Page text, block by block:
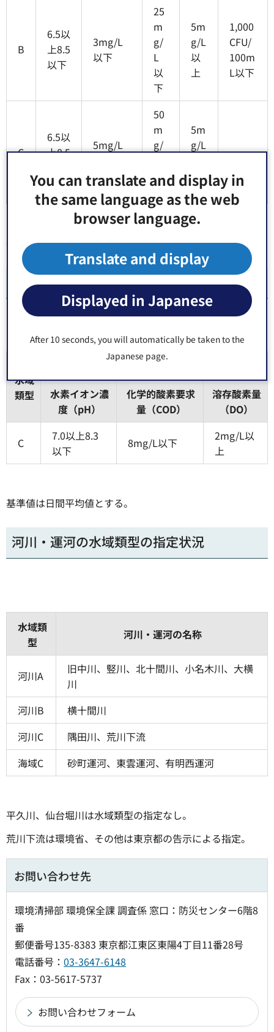
You can translate and display in
the same language as the web
browser language.
Translate and display
Displayed in Japanese
After 10 seconds, you will automatically be taken to the
Japanese page.
B
6.5以
上8.5
以下
3mg/L
以下
25
m
g/
L
以
下
5m
g/L
以
上
1,000
CFU/
100m
L以下
C
6.5以
上8.5
5mg/L
50
m
g/
以
下
5m
g/L
上
-
基準値は日間平均値とする。
生活環境の保全に関する環境基準（海域）
水域
類型
基準値
水素イオン濃
度（pH）
化学的酸素要求
量（COD）
溶存酸素量
（DO）
C
7.0以上8.3
以下
8mg/L以下
2mg/L以
上
基準値は日間平均値とする。
河川・運河の水域類型の指定状況
水域類
型
河川・運河の名称
河川A
旧中川、竪川、北十間川、小名木川、大横
川
河川B
横十間川
河川C
隅田川、荒川下流
海域C
砂町運河、東雲運河、有明西運河
平久川、仙台堀川は水域類型の指定なし。
荒川下流は環境省、その他は東京都の告示による指定。
お問い合わせ先
環境清掃部 環境保全課 調査係 窓口：防災センター6階8
番
郵便番号135-8383 東京都江東区東陽4丁目11番28号
電話番号： 03-3647-6148
Fax：03-5617-5737